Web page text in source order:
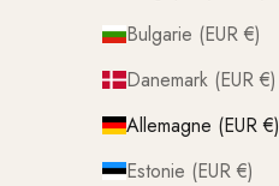
Bulgarie (EUR €)
Danemark (EUR €)
Allemagne (EUR €)
Estonie (EUR €)